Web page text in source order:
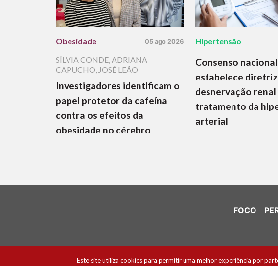
Obesidade 05 ago 2026
SÍLVIA CONDE,ADRIANA
CAPUCHO, JOSÉ LEÃO
Investigadores identificam o
papel protetor da cafeína
contra os efeitos da
obesidade no cérebro
Hipertensão
Consenso nacional
estabelece
desnervação renal
tratamento da
arterial
FOCO
Este site utiliza cookies para permitir uma melhor experiência por